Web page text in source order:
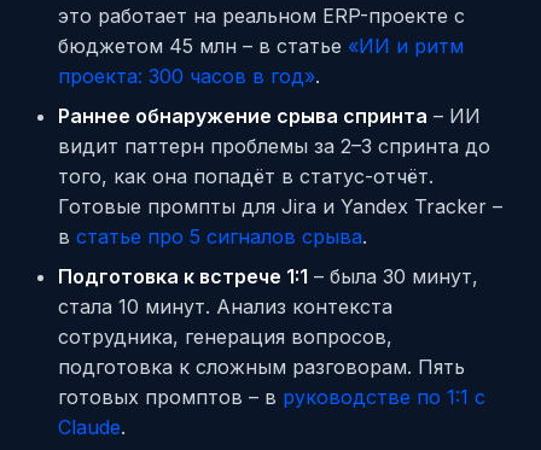
это работает на реальном ERP-проекте с
бюджетом 45 млн – в статье «ИИ и ритм
проекта: 300 часов в год».
Раннее обнаружение срыва спринта – ИИ
видит паттерн проблемы за 2–3 спринта до
того, как она попадёт в статус-отчёт.
Готовые промпты для Jira и Yandex Tracker –
в статье про 5 сигналов срыва.
Подготовка к встрече 1:1 – была 30 минут,
стала 10 минут. Анализ контекста
сотрудника, генерация вопросов,
подготовка к сложным разговорам. Пять
готовых промптов – в руководстве по 1:1 с
Claude.